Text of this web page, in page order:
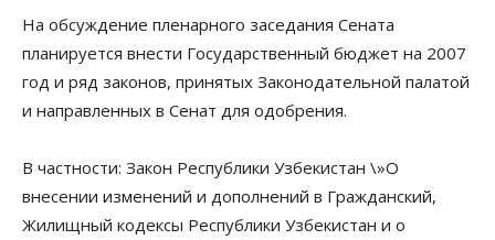
На обсуждение пленарного заседания Сената
планируется внести Государственный бюджет на 2007
год и ряд законов, принятых Законодательной палатой
и направленных в Сенат для одобрения.
В частности: Закон Республики Узбекистан \»О
внесении изменений и дополнений в Гражданский,
Жилищный кодексы Республики Узбекистан и о